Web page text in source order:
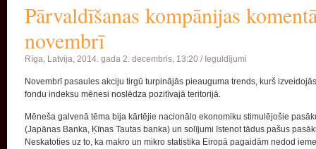
Pārvaldīšanas kompānijas
novembrī
Rīga, Latvija, 2014. gada 2. decembris, 13:20 / Ieguldījumi
Novembrī pasaules akciju tirgū turpinājās pieauguma trends, kurš
fondu indeksu mēnesi noslēdza pozitīvajā teritorijā.
Mēneša galvenā tēma bija kārtējie nacionālo ekonomiku stimulējošie
(Japānas Banka, Ķīnas Tautas banka) un solījumi īstenot tādus pašus
Neskatoties uz to, ka makro un mikro statistika Eiropā pagaidām nedod